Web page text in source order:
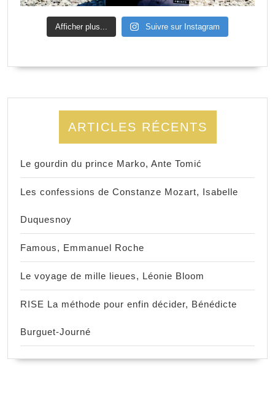
Afficher plus... Suivre sur Instagram
ARTICLES RÉCENTS
Le gourdin du prince Marko, Ante Tomić
Les confessions de Constanze Mozart, Isabelle
Duquesnoy
Famous, Emmanuel Roche
Le voyage de mille lieues, Léonie Bloom
RISE La méthode pour enfin décider, Bénédicte
Burguet-Journé